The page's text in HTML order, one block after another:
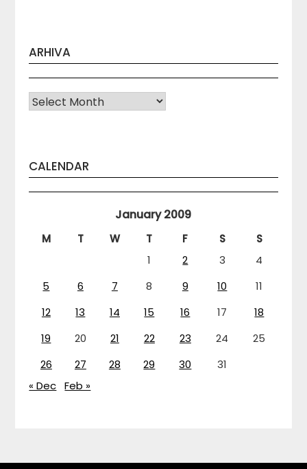
ARHIVA
Arhiva
CALENDAR
January 2009
M T W T F S
S
1
2 3
4
5
6 7 8 9 10
11
12
13 14 15 16 17
18
19
20 21 22 23 24
25
26
27 28 29 30
31
« Dec Feb »